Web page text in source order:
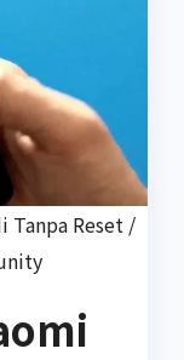
Tanpa Reset /